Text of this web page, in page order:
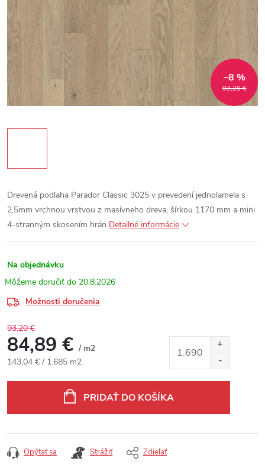
93,20 €
–8 %
Drevená podlaha Parador Classic 3025 v prevedení jednolamela s
2,5mm vrchnou vrstvou z masívneho dreva, šírkou 1170 mm a mini
4-stranným skosením hrán Detailné informácie
Na objednávku
20.8.2026
Možnosti doručenia
93,20 €
84,89 € / m2
Jednotková cena:
143,04 € / 1.685 m2
PRIDAŤ DO KOŠÍKA
Opýtať sa Strážiť Zdieľať